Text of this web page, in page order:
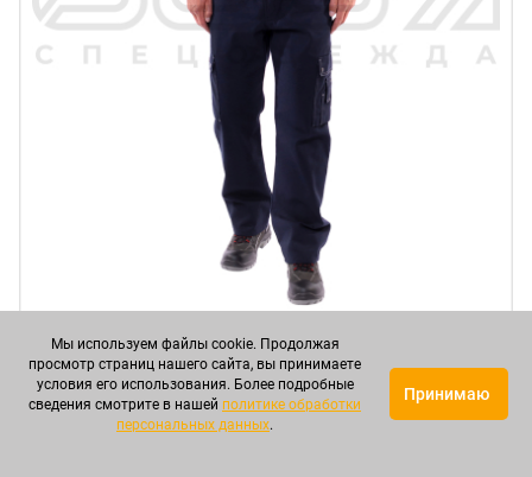
Жилет утеплённый рабочий "Норд" цв.серый
тк.дюспо в Краснодаре
Артикул: СОДЖУ00104
Мы используем файлы cookie. Продолжая
просмотр страниц нашего сайта, вы принимаете
условия его использования. Более подробные
сведения смотрите в нашей политике обработки
персональных данных.
Принимаю